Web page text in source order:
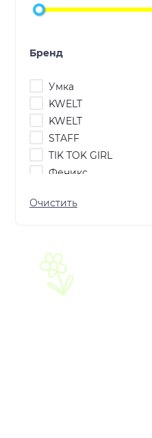
Бренд
Умка
KWELT
KWELT
STAFF
TIK TOK GIRL
Феникс